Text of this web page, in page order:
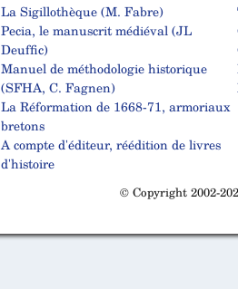
La Sigillothèque (M. Fabre)
Pecia, le manuscrit médiéval (JL
Deuffic)
Manuel de méthodologie historique
(SFHA, C. Fagnen)
La Réformation de 1668-71, armoriaux
bretons
A compte d'éditeur, réédition de livres
d'histoire
© Copyright 2002-